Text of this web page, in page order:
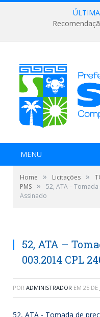
MENU
Home » Licitações »
PMS »
52, ATA –
Assinado
52, ATA –
003.2014 CPL
POR ADMINISTRADOR EM 25 DE
52, ATA - Tomada de